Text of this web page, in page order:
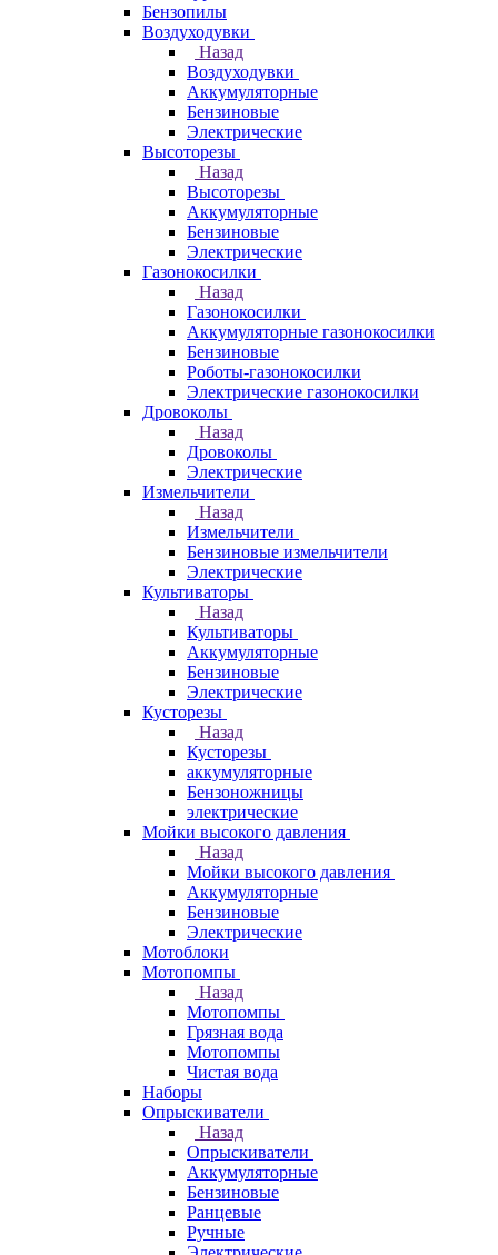
Бензопилы
Воздуходувки
Назад
Воздуходувки
Аккумуляторные
Бензиновые
Электрические
Высоторезы
Назад
Высоторезы
Аккумуляторные
Бензиновые
Электрические
Газонокосилки
Назад
Газонокосилки
Аккумуляторные газонокосилки
Бензиновые
Роботы-газонокосилки
Электрические газонокосилки
Дровоколы
Назад
Дровоколы
Электрические
Измельчители
Назад
Измельчители
Бензиновые измельчители
Электрические
Культиваторы
Назад
Культиваторы
Аккумуляторные
Бензиновые
Электрические
Кусторезы
Назад
Кусторезы
аккумуляторные
Бензоножницы
электрические
Мойки высокого давления
Назад
Мойки высокого давления
Аккумуляторные
Бензиновые
Электрические
Мотоблоки
Мотопомпы
Назад
Мотопомпы
Грязная вода
Мотопомпы
Чистая вода
Наборы
Опрыскиватели
Назад
Опрыскиватели
Аккумуляторные
Бензиновые
Ранцевые
Ручные